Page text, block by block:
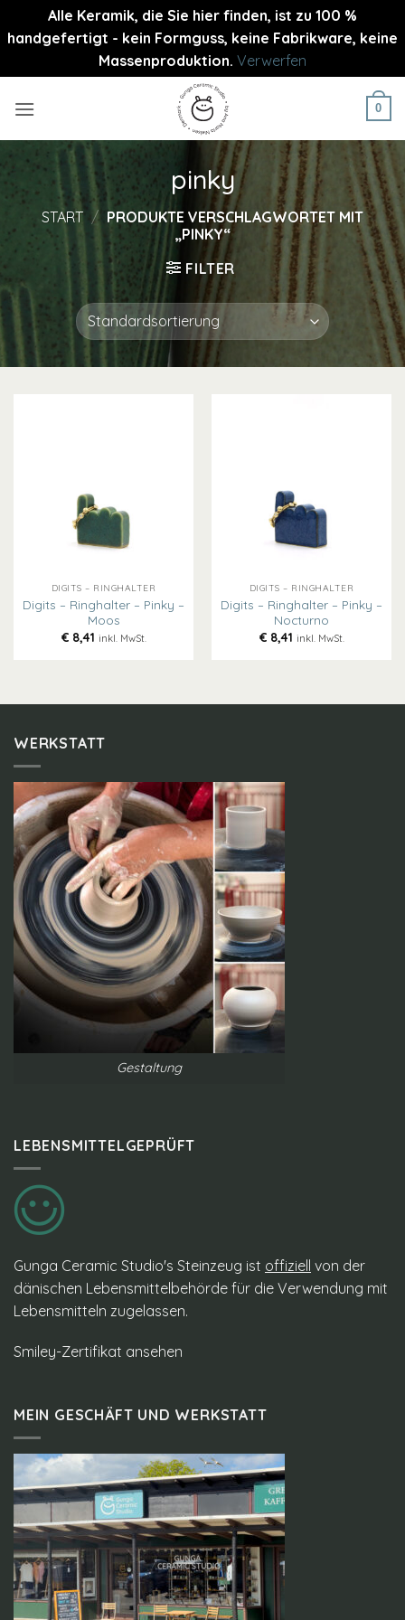
Alle Keramik, die Sie hier finden, ist zu 100 %
handgefertigt - kein Formguss, keine Fabrikware, keine
Massenproduktion. Verwerfen
Inhalt
0
pinky
START / PRODUKTE VERSCHLAGWORTET MIT
„PINKY“
FILTER
DIGITS – RINGHALTER
Digits – Ringhalter – Pinky –
Moos
€8,41 inkl. MwSt.
DIGITS – RINGHALTER
Digits – Ringhalter – Pinky –
Nocturno
€8,41 inkl. MwSt.
WERKSTATT
Gestaltung
LEBENSMITTELGEPRÜFT
Gunga Ceramic Studio's Steinzeug ist offiziell von der
dänischen Lebensmittelbehörde für die Verwendung mit
Lebensmitteln zugelassen.
Smiley-Zertifikat ansehen
MEIN GESCHÄFT UND WERKSTATT